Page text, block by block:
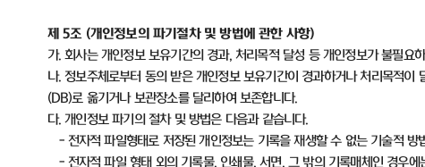
제 5조 (개인정보의 파기절차 및 방법에 관한 사항)
가.회사는 개인정보 보유기간의 경과, 처리목적 달성 등 개인정보가 불필요
나.정보주체로부터 동의 받은 개인정보 보유기간이 경과하거나 처리목적
(DB)로 옮기거나 보관장소를 달리하여 보존합니다.
다.개인정보 파기의 절차 및 방법은 다음과 같습니다.
- 전자적 파일형태로 저장된 개인정보는 기록을 재생할 수 없는 기술적 방
- 전자적 파일 형태 외의 기록물, 인쇄물,서면,그 밖의 기록매체인 경우에